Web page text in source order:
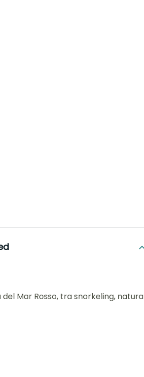
Mar Rosso, tra snorkeling, natura